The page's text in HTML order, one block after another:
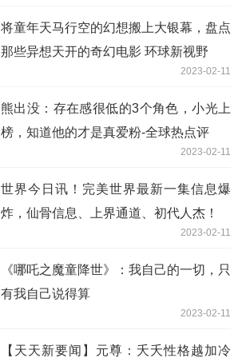
将童年天马行空的幻想搬上大银幕，盘点
那些异想天开的奇幻电影 环球新视野
2023-02-11
熊出没：存在感很低的3个角色，小光上
榜，知道他的才是真爱粉-全球热点评
2023-02-11
世界今日讯！完美世界最新一集信息爆
炸，仙骨信息、上界通道、初代人杰！
2023-02-11
《哪吒之魔童降世》：我自己的一切，只
有我自己说得算
2023-02-11
【天天新要闻】元尊：夭夭性格越加冷